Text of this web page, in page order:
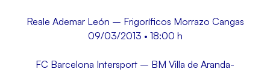
Reale Ademar León – Frigoríficos Morrazo Cangas
09/03/2013 • 18:00 h
FC Barcelona Intersport – BM Villa de Aranda-